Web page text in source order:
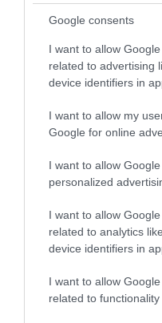
Google consents
I want to allow
related to advertising
device identifiers in
I want to allow my
Google for online
I want to allow
personalized
I want to allow
related to analytics
device identifiers in
I want to allow
related to